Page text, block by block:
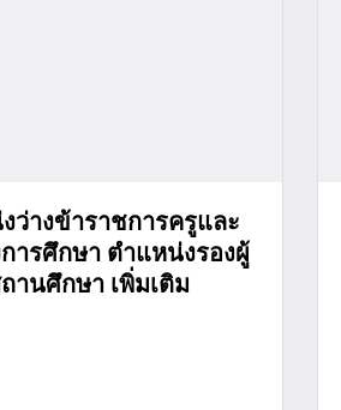
างข้าราชการครูและ
ารศึกษา ตำแหน่งรองผู้
านศึกษา เพิ่มเติม